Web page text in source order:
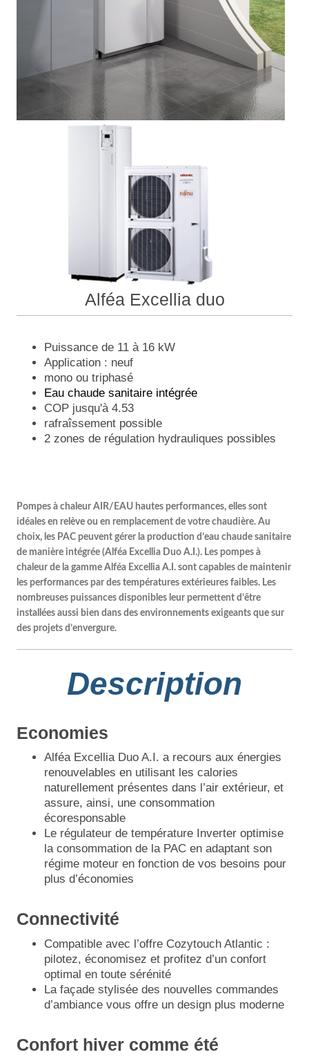
Alféa Excellia duo
Puissance de 11 à 16 kW
Application : neuf
mono ou triphasé
Eau chaude sanitaire intégrée
COP jusqu'à 4.53
rafraîssement possible
2 zones de régulation hydrauliques possibles
Pompes à chaleur AIR/EAU hautes performances, elles sont
idéales en relève ou en remplacement de votre chaudière. Au
choix, les PAC peuvent gérer la production d’eau chaude sanitaire
de manière intégrée (Alféa Excellia Duo A.I.). Les pompes à
chaleur de la gamme Alféa Excellia A.I. sont capables de maintenir
les performances par des températures extérieures faibles. Les
nombreuses puissances disponibles leur permettent d’être
installées aussi bien dans des environnements exigeants que sur
des projets d’envergure.
Description
Economies
Alféa Excellia Duo A.I. a recours aux énergies
renouvelables en utilisant les calories
naturellement présentes dans l’air extérieur, et
assure, ainsi, une consommation
écoresponsable
Le régulateur de température Inverter optimise
la consommation de la PAC en adaptant son
régime moteur en fonction de vos besoins pour
plus d’économies
Connectivité
Compatible avec l’offre Cozytouch Atlantic :
pilotez, économisez et profitez d’un confort
optimal en toute sérénité
La façade stylisée des nouvelles commandes
d’ambiance vous offre un design plus moderne
Confort hiver comme été